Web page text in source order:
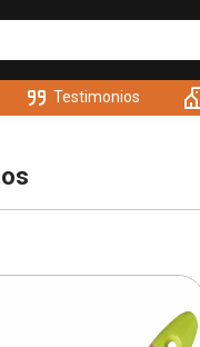
Testimonios